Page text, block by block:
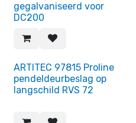
gegalvaniseerd voor
DC200
ARTITEC 97815 Proline
pendeldeurbeslag op
langschild RVS 72